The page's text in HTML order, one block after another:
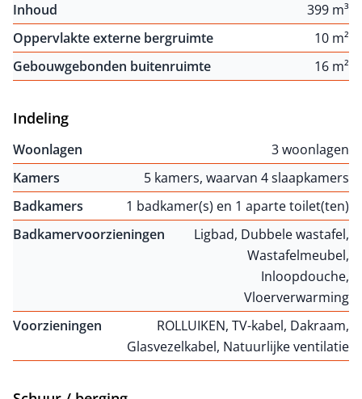
Inhoud
399 m³
Oppervlakte externe bergruimte
10 m²
Gebouwgebonden buitenruimte
16 m²
Indeling
Woonlagen
3 woonlagen
Kamers
5 kamers, waarvan 4 slaapkamers
Badkamers
1 badkamer(s) en 1 aparte toilet(ten)
Badkamervoorzieningen
Ligbad, Dubbele wastafel,
Wastafelmeubel,
Inloopdouche,
Vloerverwarming
Voorzieningen
ROLLUIKEN, TV-kabel, Dakraam,
Glasvezelkabel, Natuurlijke ventilatie